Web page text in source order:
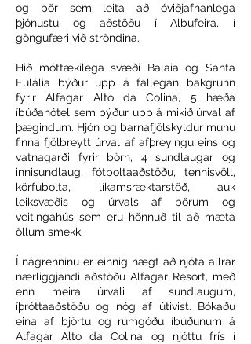
og pör sem leita að óviðjafnanlega
þjónustu og aðstöðu í Albufeira, í
göngufæri við ströndina.
Hið móttækilega svæði Balaia og Santa
Eulália býður upp á fallegan bakgrunn
fyrir Alfagar Alto da Colina, 5 hæða
íbúðahótel sem býður upp á mikið úrval af
þægindum. Hjón og barnafjölskyldur munu
finna fjölbreytt úrval af afþreyingu eins og
vatnagarði fyrir börn, 4 sundlaugar og
innisundlaug, fótboltaaðstöðu, tennisvöll,
körfubolta, líkamsræktarstöð, auk
leiksvæðis og úrvals af börum og
veitingahús sem eru hönnuð til að mæta
öllum smekk.
Í nágrenninu er einnig hægt að njóta allrar
nærliggjandi aðstöðu Alfagar Resort, með
enn meira úrvali af sundlaugum,
íþróttaaðstöðu og nóg af útivist. Bókaðu
eina af björtu og rúmgóðu íbúðunum á
Alfagar Alto da Colina og njóttu frís í